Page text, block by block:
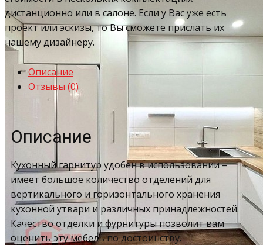
дистанционно или в салоне. Если у Вас уже есть
проект или эскизы, то Вы сможете прислать их
нашему дизайнеру.
Описание
Отзывы (0)
Описание
Кухонный гарнитур удобен в использовании –
имеет большое количество отделений для
вертикального и горизонтального хранения
кухонной утвари и различных принадлежностей.
Качество отделки и фурнитуры позволит вам
оценить эту мебель по достоинству.